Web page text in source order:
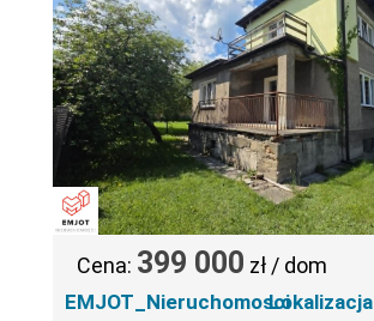
Cena: 399 000 zł / dom
EMJOT_NieruchomosciLokalizacja